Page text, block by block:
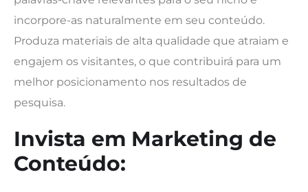
incorpore-as naturalmente em seu conteúdo.
Produza materiais de alta qualidade que atraiam e
engajem os visitantes, o que contribuirá para um
melhor posicionamento nos resultados de
pesquisa.
Invista em Marketing de
Conteúdo: